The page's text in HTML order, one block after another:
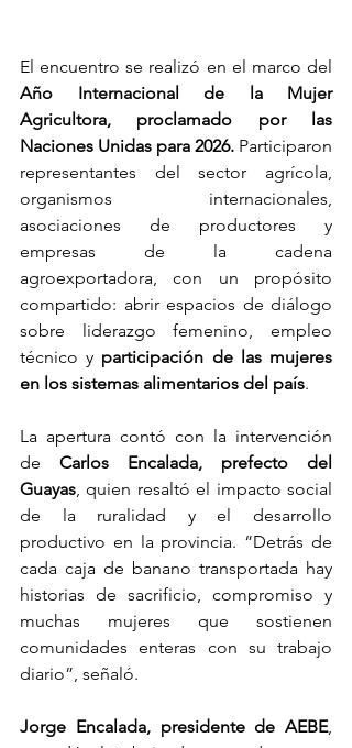
Año Internacional de la Mujer
Agricultora, proclamado por las
Naciones Unidas para 2026. Participaron
representantes del sector agrícola,
organismos internacionales,
asociaciones de productores y
empresas de la cadena
agroexportadora, con un propósito
compartido: abrir espacios de diálogo
sobre liderazgo femenino, empleo
técnico y participación de las mujeres
en los sistemas alimentarios del país.
La apertura contó con la intervención
de Carlos Encalada, prefecto del
Guayas , quien resaltó el impacto social
de la ruralidad y el desarrollo
productivo en la provincia. “Detrás de
cada caja de banano transportada hay
historias de sacrificio, compromiso y
muchas mujeres que sostienen
comunidades enteras con su trabajo
diario”, señaló.
Jorge Encalada, presidente de AEBE,